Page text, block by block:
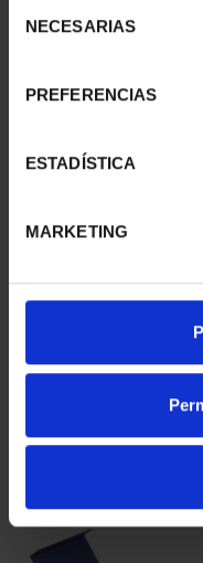
NECESARIAS
PREFERENCIAS
ESTADÍSTICA
MARKETING
Sólo para usuarios
registrados
PROVINCIA 3
registrados